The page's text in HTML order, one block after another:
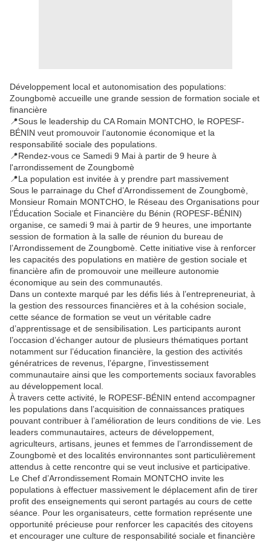
Développement local et autonomisation des populations:
Zoungbomè accueille une grande session de formation sociale et
financière
📍Sous le leadership du CA Romain MONTCHO, le ROPESF-
BÉNIN veut promouvoir l’autonomie économique et la
responsabilité sociale des populations.
📍Rendez-vous ce Samedi 9 Mai à partir de 9 heure à
l'arrondissement de Zoungbomè
📍La population est invitée à y prendre part massivement
Sous le parrainage du Chef d’Arrondissement de Zoungbomè,
Monsieur Romain MONTCHO, le Réseau des Organisations pour
l’Éducation Sociale et Financière du Bénin (ROPESF-BÉNIN)
organise, ce samedi 9 mai à partir de 9 heures, une importante
session de formation à la salle de réunion du bureau de
l’Arrondissement de Zoungbomè. Cette initiative vise à renforcer
les capacités des populations en matière de gestion sociale et
financière afin de promouvoir une meilleure autonomie
économique au sein des communautés.
Dans un contexte marqué par les défis liés à l’entrepreneuriat, à
la gestion des ressources financières et à la cohésion sociale,
cette séance de formation se veut un véritable cadre
d’apprentissage et de sensibilisation. Les participants auront
l’occasion d’échanger autour de plusieurs thématiques portant
notamment sur l’éducation financière, la gestion des activités
génératrices de revenus, l’épargne, l’investissement
communautaire ainsi que les comportements sociaux favorables
au développement local.
À travers cette activité, le ROPESF-BÉNIN entend accompagner
les populations dans l’acquisition de connaissances pratiques
pouvant contribuer à l’amélioration de leurs conditions de vie. Les
leaders communautaires, acteurs de développement,
agriculteurs, artisans, jeunes et femmes de l’arrondissement de
Zoungbomè et des localités environnantes sont particulièrement
attendus à cette rencontre qui se veut inclusive et participative.
Le Chef d’Arrondissement Romain MONTCHO invite les
populations à effectuer massivement le déplacement afin de tirer
profit des enseignements qui seront partagés au cours de cette
séance. Pour les organisateurs, cette formation représente une
opportunité précieuse pour renforcer les capacités des citoyens
et encourager une culture de responsabilité sociale et financière